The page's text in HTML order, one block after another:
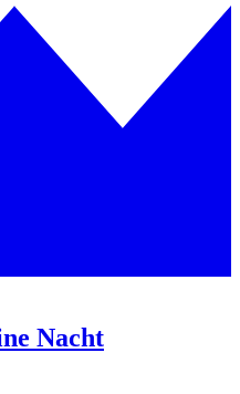
Nacht